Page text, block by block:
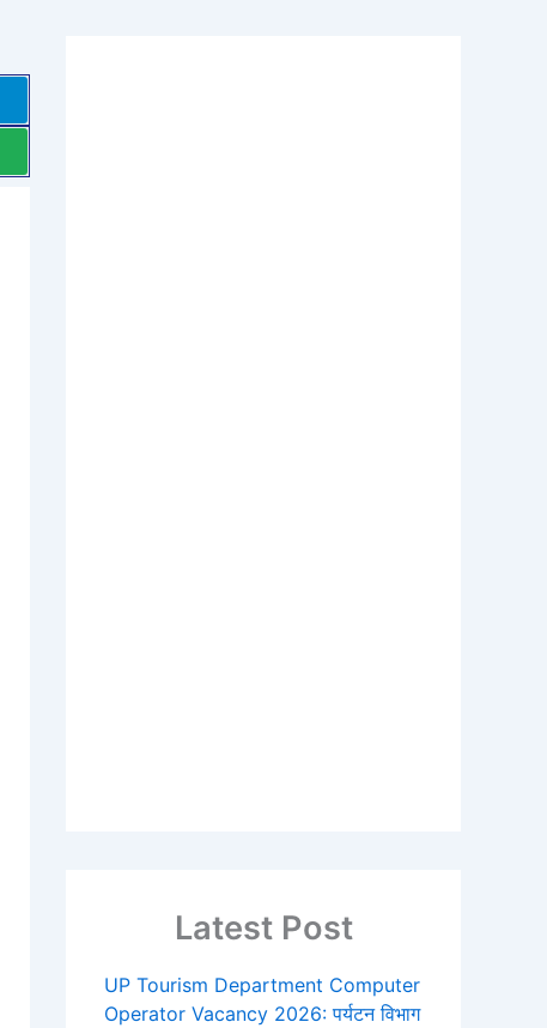
Latest Post
UP Tourism Department Computer
Operator Vacancy 2026: पर्यटन विभाग